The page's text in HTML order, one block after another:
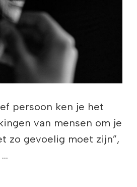
persoon ken je het
van mensen om je
zo gevoelig moet zijn”,